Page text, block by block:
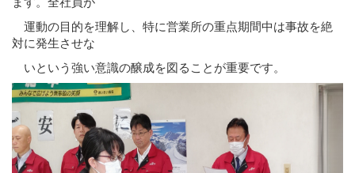
運動の目的を理解し、特に営業所の重点期間中は事故を絶
対に発生させな
いという強い意識の醸成を図ることが重要です。